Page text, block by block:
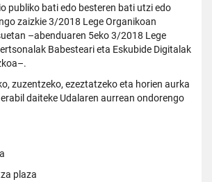
publiko bati edo besteren bati utzi edo
zaizkie 3/2018 Lege Organikoan
–abenduaren 5eko 3/2018 Lege
Babesteari eta Eskubide Digitalak
zuzentzeko, ezeztatzeko eta horien aurka
daiteke Udalaren aurrean ondorengo
plaza